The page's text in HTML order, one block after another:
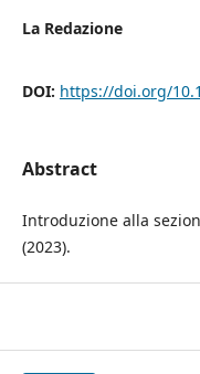
La Redazione
DOI: https://doi.org/
Abstract
Introduzione alla
(2023).